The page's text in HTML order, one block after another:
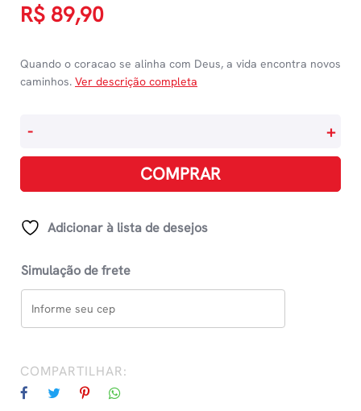
R$ 89,90
Quando o coracao se alinha com Deus, a vida encontra novos
caminhos. Ver descrição completa
Jesus
Vol
quantidade
- +
COMPRAR
Adicionar à lista de desejos
Simulação de frete
COMPARTILHAR: